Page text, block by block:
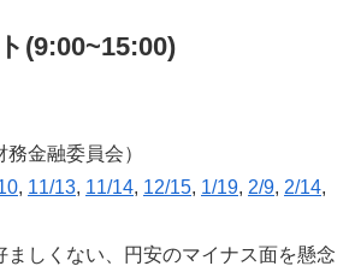
(9:00~15:00)
金融委員会）
, 11/13, 11/14, 12/15, 1/19, 2/9, 2/14,
ましくない、円安のマイナス面を懸念